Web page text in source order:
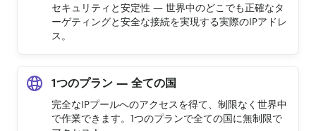
セキュリティと安定性 — 世界中のどこでも正確なタ
ーゲティングと安全な接続を実現する実際のIPアドレ
ス。
1つのプラン — 全ての国
完全なIPプールへのアクセスを得て、制限なく世界中
で作業できます。1つのプランで全ての国に無制限で